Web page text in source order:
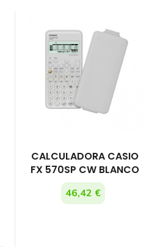
CALCULADORA CASIO
FX 570SP CW BLANCO
46,42 €